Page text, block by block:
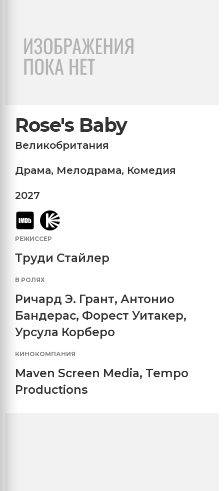
Rose's Baby
Великобритания
Драма, Мелодрама, Комедия
2027
РЕЖИССЕР
Труди Стайлер
В РОЛЯХ
Ричард Э. Грант, Антонио
Бандерас, Форест Уитакер,
Урсула Корберо
КИНОКОМПАНИЯ
Maven Screen Media, Tempo
Productions